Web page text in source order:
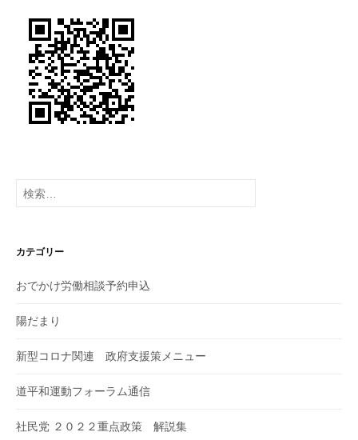
ョ
ン
検
索:
カテゴリー
おでかけ労働相談予約申込
陽だまり
新型コロナ関連 政府支援策メニュー
道平和運動フォーラム通信
社民党 ２０２２重点政策 解説集